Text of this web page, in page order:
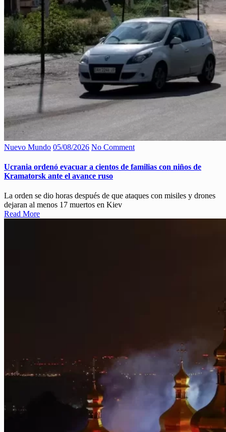
Nuevo Mundo 05/08/2026 No Comment
Ucrania ordenó evacuar a cientos de familias con niños de
Kramatorsk ante el avance ruso
La orden se dio horas después de que ataques con misiles y drones
dejaran al menos 17 muertos en Kiev
Read More